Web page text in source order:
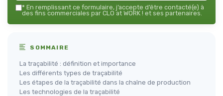
* En remplissant ce formulaire, j’accepte d’être contacté(e) à
des fins commerciales par CLO at WORK ! et ses partenaires.
SOMMAIRE
La traçabilité : définition et importance
Les différents types de traçabilité
Les étapes de la traçabilité dans la chaîne de production
Les technologies de la traçabilité